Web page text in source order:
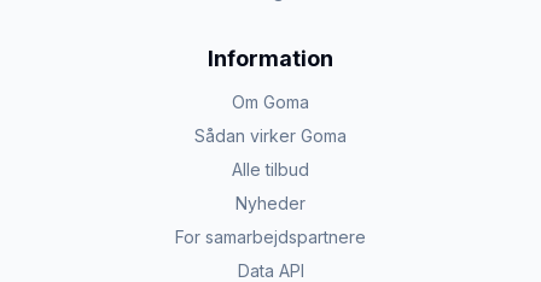
Information
Om Goma
Sådan virker Goma
Alle tilbud
Nyheder
For samarbejdspartnere
Data API